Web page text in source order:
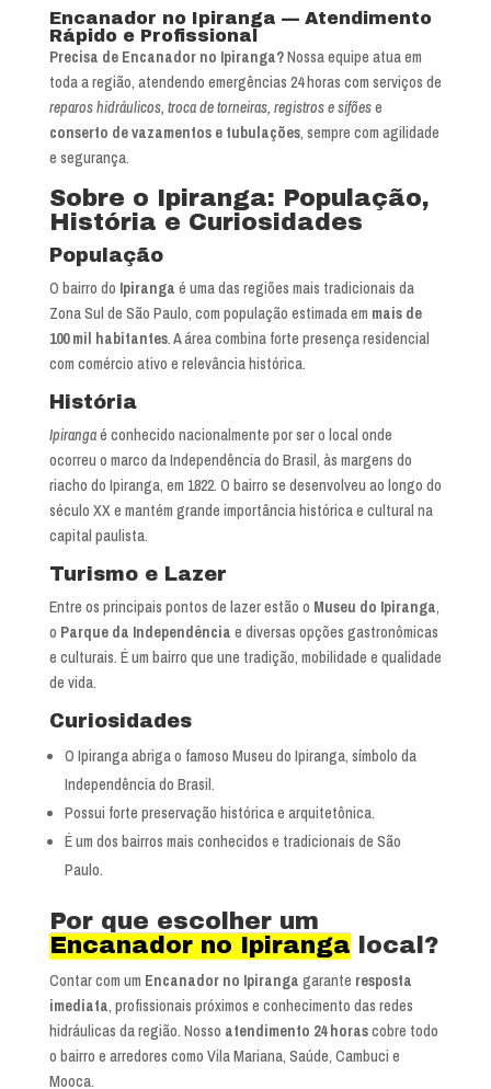
Encanador no Ipiranga — Atendimento
Rápido e Profissional
Precisa de Encanador no Ipiranga?Nossa equipe atua em
toda a região, atendendo emergências 24 horas com serviços de
reparos hidráulicos, troca de torneiras, registros e sifõese
conserto de vazamentos e tubulações, sempre com agilidade
e segurança.
Sobre o Ipiranga: População,
História e Curiosidades
População
O bairro do Ipiranga é uma das regiões mais tradicionais da
Zona Sul de São Paulo, com população estimada em mais de
100 mil habitantes. A área combina forte presença residencial
com comércio ativo e relevância histórica.
História
Ipirangaé conhecido nacionalmente por ser o local onde
ocorreu o marco da Independência do Brasil, às margens do
riacho do Ipiranga, em 1822. O bairro se desenvolveu ao longo do
século XX e mantém grande importância histórica e cultural na
capital paulista.
Turismo e Lazer
Entre os principais pontos de lazer estão o Museu do Ipiranga,
o Parque da Independência e diversas opções gastronômicas
e culturais. É um bairro que une tradição, mobilidade e qualidade
de vida.
Curiosidades
O Ipiranga abriga o famoso Museu do Ipiranga, símbolo da
Independência do Brasil.
Possui forte preservação histórica e arquitetônica.
É um dos bairros mais conhecidos e tradicionais de São
Paulo.
Por que escolher um
Encanador no Ipiranga local?
Contar com um Encanador no Ipiranga garante resposta
imediata, profissionais próximos e conhecimento das redes
hidráulicas da região. Nosso atendimento 24 horascobre todo
o bairro e arredores como Vila Mariana, Saúde, Cambuci e
Mooca.